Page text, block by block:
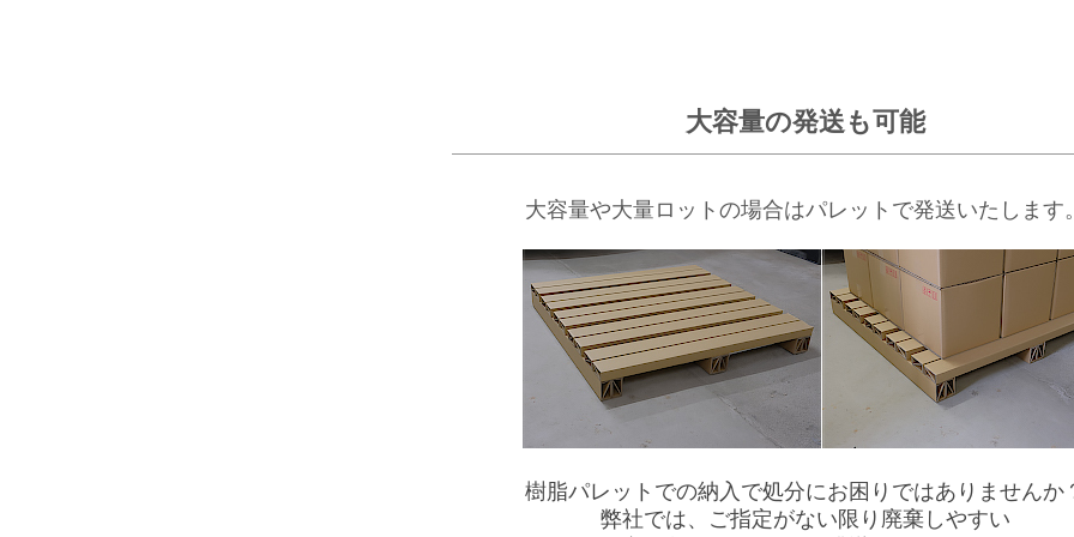
大容量の発送も可能
大容量や大量ロットの場合はパレットで発送いたします
樹脂パレットでの納入で処分にお困りではありませんか
弊社では、ご指定がない限り廃棄しやすい